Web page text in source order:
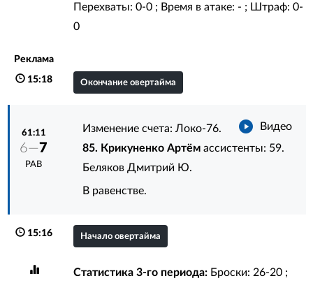
Перехваты: 0-0 ; Время в атаке: - ; Штраф: 0-
0
Реклама
15:18 Окончание овертайма
61:11
6—7
РАВ
Видео
Изменение счета: Локо-76.
85. Крикуненко Артём ассистенты: 59.
Беляков Дмитрий Ю.
В равенстве.
15:16 Начало овертайма
Статистика 3-го периода:Броски: 26-20 ;